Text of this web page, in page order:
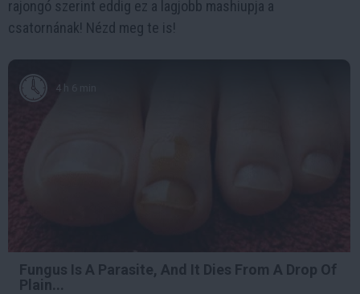
rajongó szerint eddig ez a lagjobb mashiupja a
csatornának! Nézd meg te is!
4 h 6 min
Fungus Is A Parasite, And It Dies From A Drop Of
Plain...